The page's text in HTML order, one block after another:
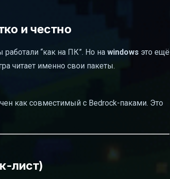
и честно
“как на ПК”. Но на windows это ещё
читает именно свои пакеты.
как совместимый с Bedrock-паками. Это
лист)